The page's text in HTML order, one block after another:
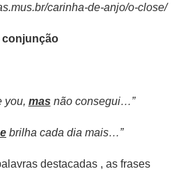
carinha-de-anjo/o-close/
conjunção
you, mas não consegui…”
brilha cada dia mais…”
destacadas , as frases